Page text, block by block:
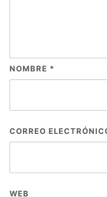
NOMBRE *
CORREO
WEB